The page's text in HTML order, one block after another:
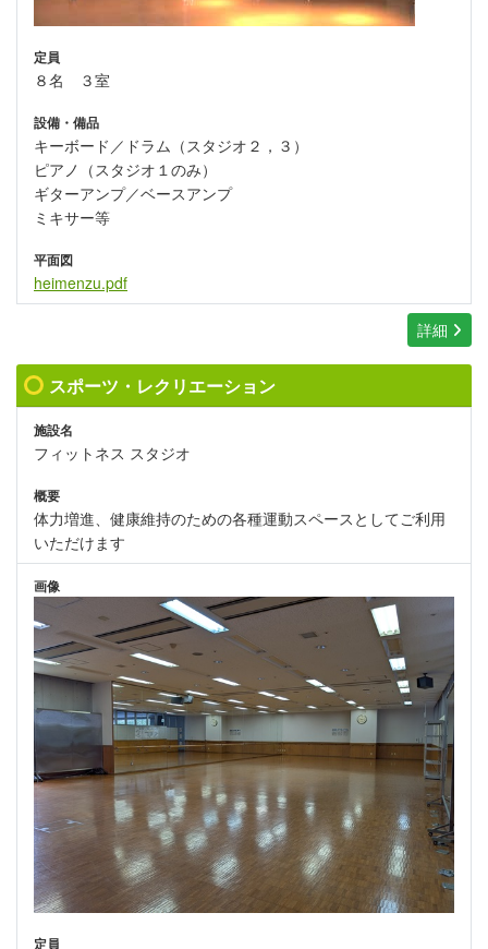
定員
８名 ３室
設備・備品
キーボード／ドラム（スタジオ２，３）
ピアノ（スタジオ１のみ）
ギターアンプ／ベースアンプ
ミキサー等
平面図
heimenzu.pdf
詳細
スポーツ・レクリエーション
施設名
フィットネス スタジオ
概要
体力増進、健康維持のための各種運動スペースとしてご利用
いただけます
画像
定員